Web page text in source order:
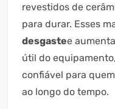
revestidos de
para durar. Esses
desgastee
útil do
confiável para
ao longo do tempo.